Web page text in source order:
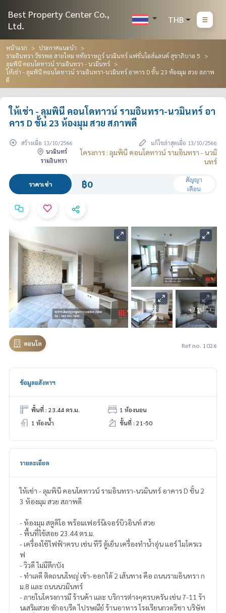
Best Property Center Co.,
Ltd.
THB
หน้าแรก
ประกาศแนะนำ
รามอินทรา วัชรพล สายไหม หทัยราษฎร์ นวมินทร์ แฟชั่นไอส์แลนด์ สุขาภิบาล 5
ลุมพินี คอนโดทาวน์ รามอินทรา - นวมินทร์
ให้เช่า - ลุมพินี คอนโดทาวน์ รามอินทรา-นวมินทร์ อาคาร D ชั้น 23 ห้องมุม สวย สภาพ
ดี
ให้เช่า - ลุมพินี คอนโดทาวน์ รามอินทรา-นวมินทร์ อา
คาร D ชั้น 23 ห้องมุม สวย สภาพดี
สร้างเมื่อ 13/10/2566
แก้ไขล่าสุดเมื่อ 13/10/2566
นวมินทร์
รามอินทรา
โครงการ : ลุมพินี คอนโดทาวน์ รามอินทรา - นวมิ
นทร์
ราคาเช่า ฿0
สัญญา
เดือน
+7 รูป
คอนโด Ref no. 1026
ข้อมูลอสังหาฯ
พื้นที่ : 23.44 ตร.ม.
1 ห้องนอน
1 ห้องน้ำ
ชั้นที่ : 21-50
รายละเอียด
ให้เช่า - ลุมพินี คอนโดทาวน์ รามอินทรา-นวมินทร์ อาคาร D ชั้น 2
3 ห้องมุม สวย สภาพดี
- ห้องมุม สตูดิโอ พร้อมเฟอร์นิเจอร์บิวอินท์ สวย
- พื้นที่ใช้สอย 23.44 ตร.ม.
- เครื่องใช้ไฟฟ้าครบ เช่น ทีวี ตู้เย็น เครื่องทำน้ำอุ่น แอร์ ไมโครเว
ฟ
- วิวดี ไม่มีตึกบัง
- ทำเลดี ติดถนนใหญ่ เข้า-ออกได้ 2 เส้นทาง คือ ถนนรามอินทรา ก
ม.8 และ ถนนนวมินทร์
- ภายในโครงการมี ร้านค้า และ บริการต่างๆครบครัน เช่น 7-11 ร้า
นเสริมสวย ซักอบรีด ไปรษณีย์ ร้านอาหาร โรงเรียนกวดวิชา บริษัท